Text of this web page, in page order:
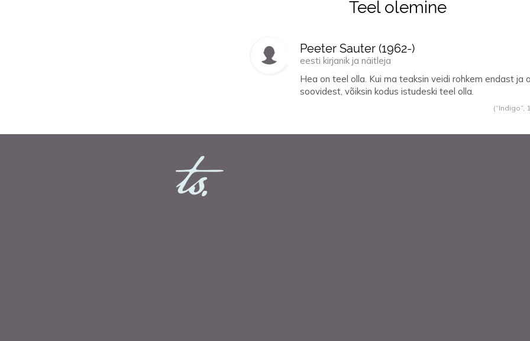
Teel olemine
Peeter Sauter (1962-)
eesti kirjanik ja näitleja
Hea on teel olla. Kui ma teaksin veidi rohkem endast ja
soovidest, võiksin kodus istudeski teel olla.
(“Indigo”,